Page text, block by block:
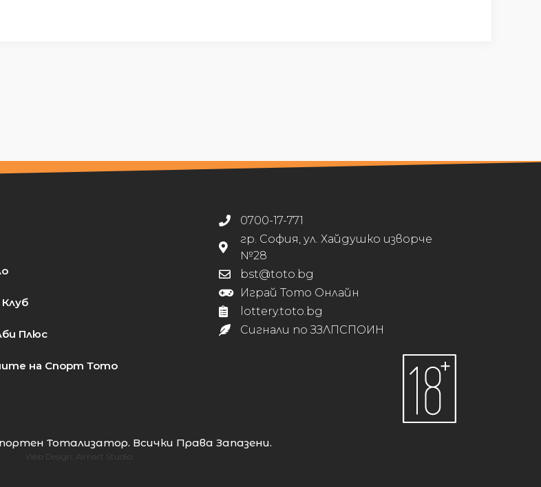
Плюс
на Спорт Тото
0700-17-771
гр. София, ул. Хайдушко изворче
№28
bst@toto.bg
Играй Тото Онлайн
lottery.toto.bg
Сигнали по ЗЗЛПСПОИН
Тотализатор. Всички Права Запазени.
Web Design: Almart Studio